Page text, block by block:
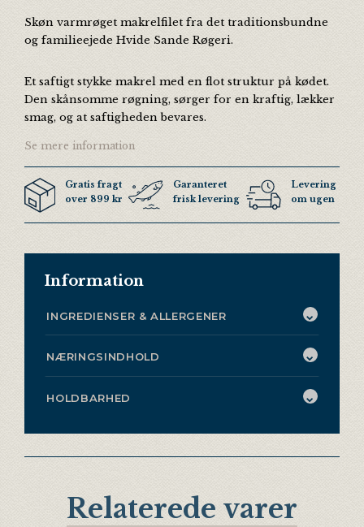
Skøn varmrøget makrelfilet fra det traditionsbundne
og familieejede Hvide Sande Røgeri.
Et saftigt stykke makrel med en flot struktur på kødet.
Den skånsomme røgning, sørger for en kraftig, lækker
smag, og at saftigheden bevares.
Se mere information
Gratis fragt
over 899 kr
Garanteret
frisk levering
Levering 3
om ugen
Information
INGREDIENSER & ALLERGENER
NÆRINGSINDHOLD
HOLDBARHED
Relaterede varer